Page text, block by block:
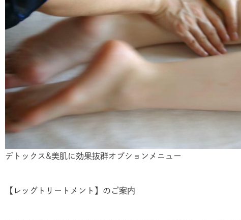
デトックス&美肌に効果抜群オプションメニュー
【レッグトリートメント】のご案内